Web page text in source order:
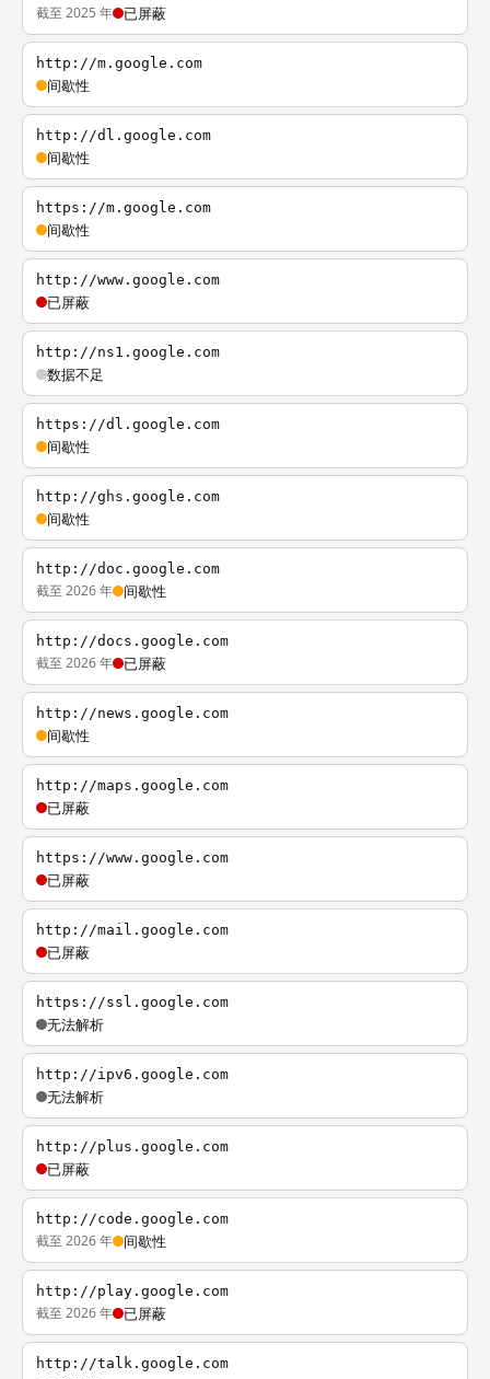
截至 2025 年 已屏蔽
http://m.google.com
间歇性
http://dl.google.com
间歇性
https://m.google.com
间歇性
http://www.google.com
已屏蔽
http://ns1.google.com
数据不足
https://dl.google.com
间歇性
http://ghs.google.com
间歇性
http://doc.google.com
截至 2026 年 间歇性
http://docs.google.com
截至 2026 年 已屏蔽
http://news.google.com
间歇性
http://maps.google.com
已屏蔽
https://www.google.com
已屏蔽
http://mail.google.com
已屏蔽
https://ssl.google.com
无法解析
http://ipv6.google.com
无法解析
http://plus.google.com
已屏蔽
http://code.google.com
截至 2026 年 间歇性
http://play.google.com
截至 2026 年 已屏蔽
http://talk.google.com